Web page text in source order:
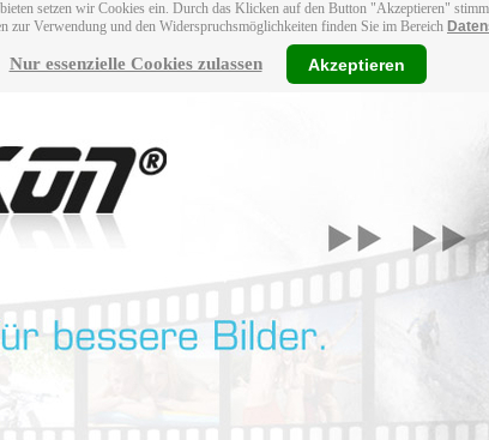
setzen wir Cookies ein. Durch das Klicken auf den Button "Akzeptieren"
zur Verwendung und den Widerspruchsmöglichkeiten finden Sie im Bereich
Nur essenzielle Cookies zulassen Akzeptieren